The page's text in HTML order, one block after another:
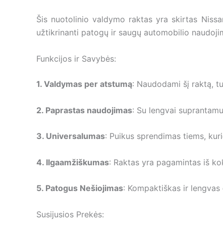
Šis nuotolinio valdymo raktas yra skirtas
užtikrinanti patogų ir saugų automobilio
Funkcijos ir Savybės:
1. Valdymas per atstumą: Naudodami šį raktą,
2. Paprastas naudojimas: Su lengvai
3. Universalumas: Puikus sprendimas tiems,
4. Ilgaamžiškumas: Raktas yra pagamintas iš
5. Patogus Nešiojimas: Kompaktiškas ir
Susijusios Prekės: